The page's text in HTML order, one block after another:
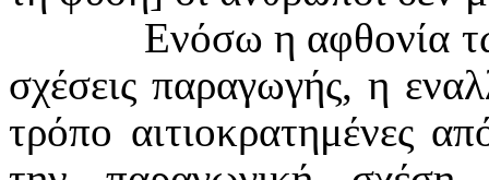
Ενόσω η αφθονία
σχέσεις παραγωγής, η
τρόπο αιτιοκρατημένες